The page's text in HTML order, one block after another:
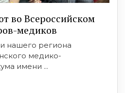
во Всероссийском
медиков
нашего региона
медико-
имени ...